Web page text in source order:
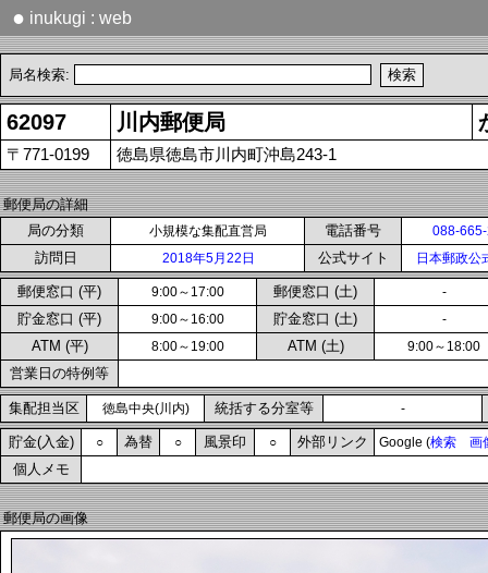
● inukugi : web
局名検索:
62097 川内郵便局
〒771-0199 徳島県徳島市川内町沖島243-1
郵便局の詳細
局の分類
小規模な集配直営局 電話番号 088-
訪問日 2018年5月22日 公式サイト 日本郵政公
郵便窓口 (平) 9:00～17:00 郵便窓口 (土) -
貯金窓口 (平) 9:00～16:00 貯金窓口 (土) -
ATM (平) 8:00～19:00 ATM (土) 9:00～18:00
営業日の特例等
集配担当区 徳島中央(川内) 統括する分室等 -
貯金(入金) ○ 為替 ○ 風景印 ○ 外部リンク Google (検索 画
個人メモ
郵便局の画像